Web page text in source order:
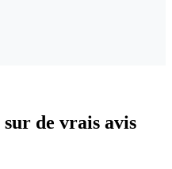
de vrais avis